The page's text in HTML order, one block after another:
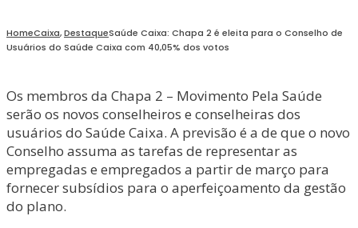
HomeCaixa,DestaqueSaúde Caixa: Chapa 2 é eleita para o Conselho de
Usuários do Saúde Caixa com 40,05% dos votos
Os membros da Chapa 2 – Movimento Pela Saúde
serão os novos conselheiros e conselheiras dos
usuários do Saúde Caixa. A previsão é a de que o novo
Conselho assuma as tarefas de representar as
empregadas e empregados a partir de março para
fornecer subsídios para o aperfeiçoamento da gestão
do plano.